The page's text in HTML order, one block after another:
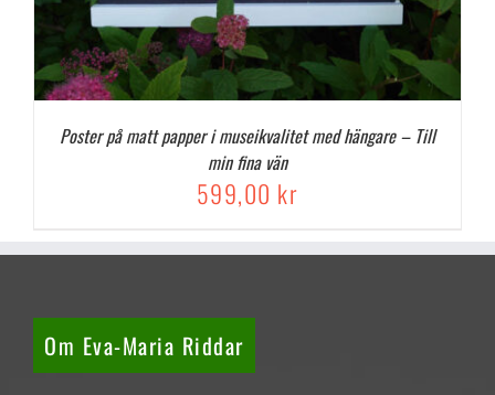
Poster på matt papper i museikvalitet med hängare – Till
min fina vän
599,00 kr
Om Eva-Maria Riddar